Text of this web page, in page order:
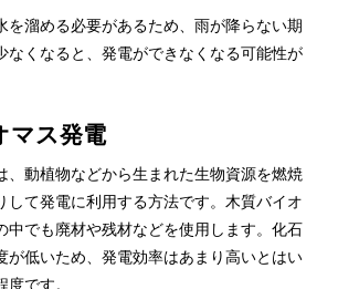
を溜める必要があるため、雨が降らない期
なくなると、発電ができなくなる可能性が
マス発電
、動植物などから生まれた生物資源を燃焼
して発電に利用する方法です。木質バイオ
中でも廃材や残材などを使用します。化石
が低いため、発電効率はあまり高いとはい
です。